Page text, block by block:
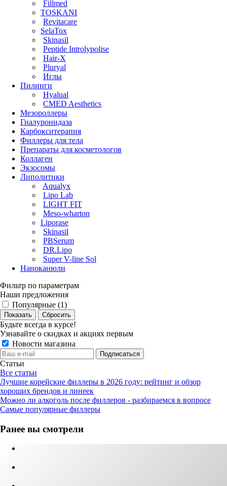
Fillmed
TOSKANI
Revitacare
SelaTox
Skinasil
Peptide Introlypolise
Hair-X
Pluryal
Иглы
Пилинги
Hyalual
CMED Aesthetics
Мезороллеры
Гиалуронидаза
Карбокситерапия
Филлеры для тела
Препараты для косметологов
Коллаген
Экзосомы
Липолитики
Aqualyx
Lipo Lab
LIGHT FIT
Meso-wharton
Liporase
Skinasil
PBSerum
DR.Lipo
Super V-line Sol
Наноканюли
Фильтр по параметрам
Наши предложения
Популярные (1)
Сбросить
Будьте всегда в курсе!
Узнавайте о скидках и акциях первым
Новости магазина
Статьи
Все статьи
Лучшие корейские филлеры в 2026 году: рейтинг и обзор
хороших брендов и линеек
Можно ли алкоголь после филлеров - разбираемся в вопросе
Самые популярные филлеры
Ранее вы смотрели